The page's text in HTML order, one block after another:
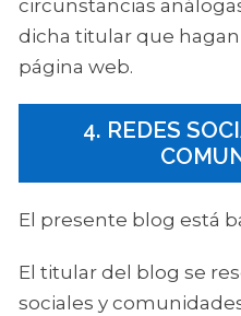
circunstancias
dicha titular que
página web.
4. REDES
El presente blog está
El titular del blog se
sociales y